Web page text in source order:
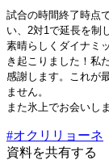
試合の時間終了時点
い、2対1で延長を制
素晴らしくダイナミ
き起こりました！私
感謝します。これが
ません。
また氷上でお会いし
#オクリリョーネ
資料を共有する